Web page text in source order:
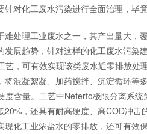
对化工废水污染进行全面治理，毕
处理工业废水之一，其产出量大，
展趋势，针对这样的化工废水污染
艺，可有效实现该类废水近零排放处
混凝絮凝、加药搅拌、沉淀循环等
度含量。工艺中Neterfo极限分离系
，还具有耐高硬度、高COD冲击
化工业浓盐水的零排放，还可有效